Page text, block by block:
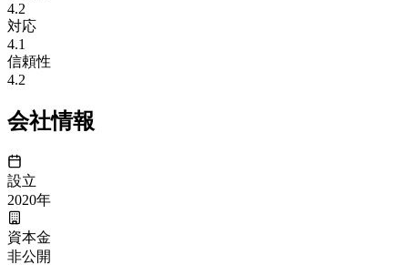
4.2
対応
4.1
信頼性
4.2
会社情報
設立
2020年
資本金
非公開